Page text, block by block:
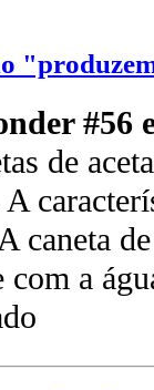
#56
de
A
caneta
com a